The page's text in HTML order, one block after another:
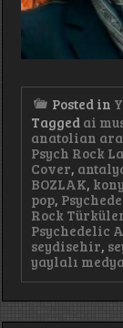
Posted in
Tagged ai
anatolian
Psych Rock
Cover,
BOZLAK,
pop,
Rock
Psychedelic
seydisehir,
yaylalı medya